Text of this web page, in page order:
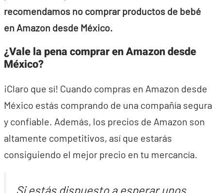
recomendamos no comprar productos de bebé
en Amazon desde México.
¿Vale la pena comprar en Amazon desde
México?
¡Claro que sí! Cuando compras en Amazon desde
México estás comprando de una compañía segura
y confiable. Además, los precios de Amazon son
altamente competitivos, así que estarás
consiguiendo el mejor precio en tu mercancía.
Si estás dispuesto a esperar unos